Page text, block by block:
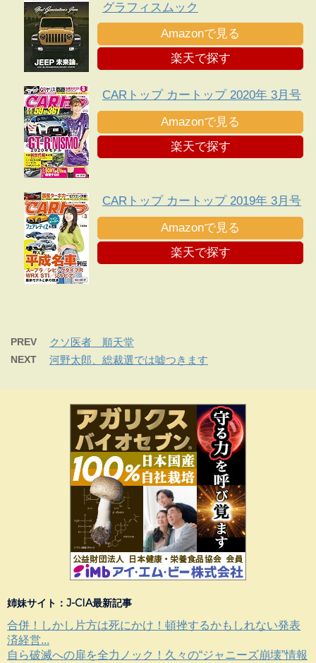
グラフィスムック
Amazonで見る
楽天で探す
CARトップ カートップ 2020年 3月号
Amazonで見る
楽天で探す
CARトップ カートップ 2019年 3月号
Amazonで見る
楽天で探す
PREV クソ医者 順天堂
NEXT 河野太郎、総裁選では嘘つきます
姉妹サイト：J-CIA最新記事
合併！しかし片方は死にかけ！頓挫するかもしれない発表
済経営...
自ら破滅への扉を全力ノック！久々の“ジャニーズ崩壊”情報